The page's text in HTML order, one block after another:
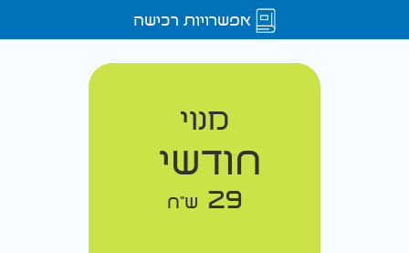
אפשרויות רכישה
מנוי
חודשי
29 ש"ח